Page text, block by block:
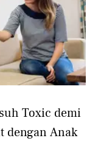
Toxic demi
dengan Anak